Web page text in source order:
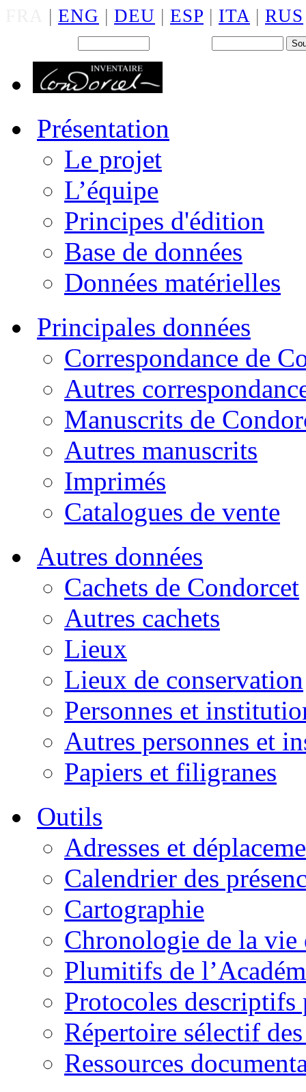
| ENG | DEU | ESP | ITA | RUS
Présentation
Le projet
L’équipe
Principes d'édition
Base de données
Données matérielles
Principales données
Correspondance de
Autres
Manuscrits de
Autres manuscrits
Imprimés
Catalogues de vente
Autres données
Cachets de Condorcet
Autres cachets
Lieux
Lieux de conservation
Personnes et
Autres personnes et
Papiers et filigranes
Outils
Adresses et
Calendrier des
Cartographie
Chronologie de la vie
Plumitifs de
Protocoles descriptifs
Répertoire sélectif
Ressources